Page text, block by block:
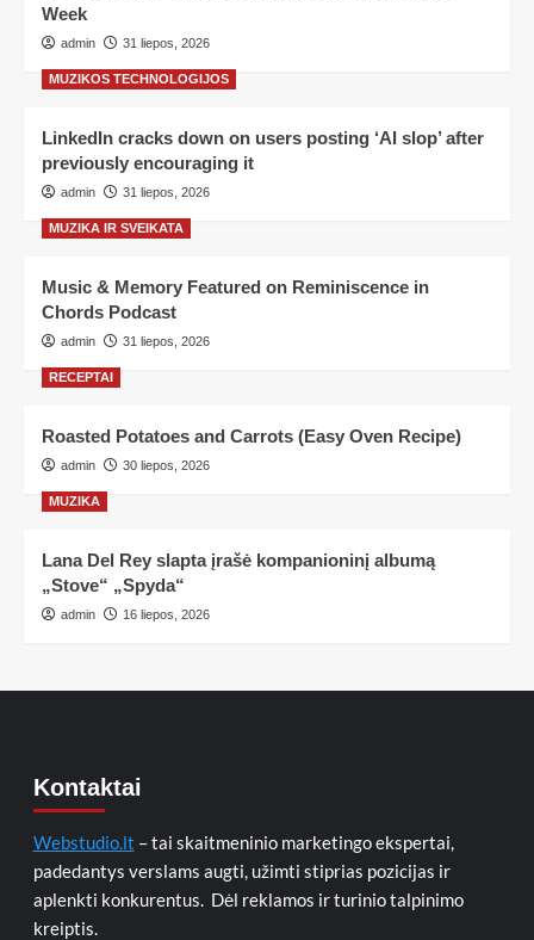
Week
admin 31 liepos, 2026
MUZIKOS TECHNOLOGIJOS
LinkedIn cracks down on users posting ‘AI slop’ after
previously encouraging it
admin 31 liepos, 2026
MUZIKA IR SVEIKATA
Music & Memory Featured on Reminiscence in
Chords Podcast
admin 31 liepos, 2026
RECEPTAI
Roasted Potatoes and Carrots (Easy Oven Recipe)
admin 30 liepos, 2026
MUZIKA
Lana Del Rey slapta įrašė kompanioninį albumą
„Stove“ „Spyda“
admin 16 liepos, 2026
Kontaktai
Webstudio.lt – tai skaitmeninio marketingo ekspertai,
padedantys verslams augti, užimti stiprias pozicijas ir
aplenkti konkurentus. Dėl reklamos ir turinio talpinimo
kreiptis.